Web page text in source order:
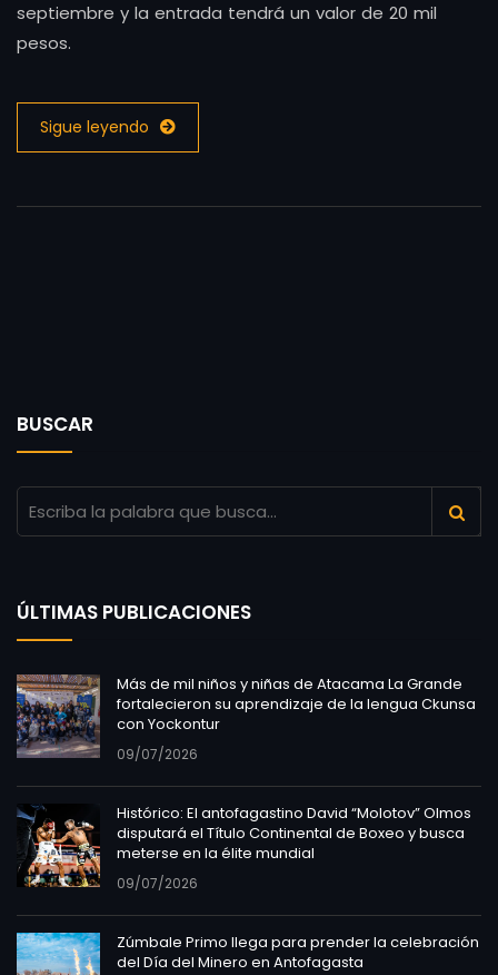
septiembre y la entrada tendrá un valor de 20 mil
pesos.
Sigue leyendo
BUSCAR
ÚLTIMAS PUBLICACIONES
Más de mil niños y niñas de Atacama La Grande
fortalecieron su aprendizaje de la lengua Ckunsa
con Yockontur
09/07/2026
Histórico: El antofagastino David “Molotov” Olmos
disputará el Título Continental de Boxeo y busca
meterse en la élite mundial
09/07/2026
Zúmbale Primo llega para prender la celebración
del Día del Minero en Antofagasta